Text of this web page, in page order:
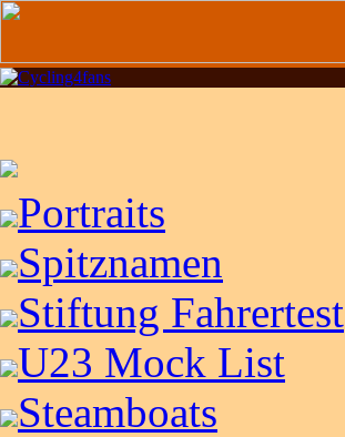
Portraits
Spitznamen
Stiftung Fahrertest
U23 Mock List
Steamboats